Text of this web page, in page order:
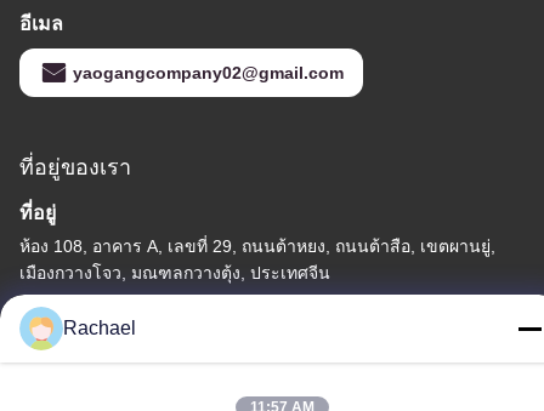
อีเมล
yaogangcompany02@gmail.com
ที่อยู่ของเรา
ที่อยู่
ห้อง 108, อาคาร A, เลขที่ 29, ถนนต้าหยง, ถนนต้าสือ, เขตผานยู่,
เมืองกวางโจว, มณฑลกวางตุ้ง, ประเทศจีน
โทร
0086-15112103717
Rachael
11:57 AM